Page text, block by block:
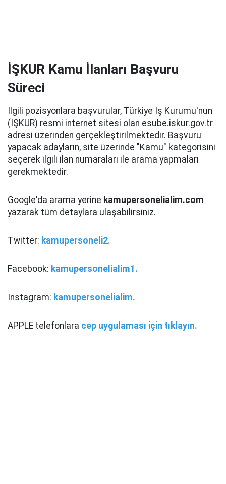
İŞKUR Kamu İlanları Başvuru
Süreci
İlgili pozisyonlara başvurular, Türkiye İş Kurumu'nun
(İŞKUR) resmi internet sitesi olan esube.iskur.gov.tr
adresi üzerinden gerçekleştirilmektedir. Başvuru
yapacak adayların, site üzerinde "Kamu" kategorisini
seçerek ilgili ilan numaraları ile arama yapmaları
gerekmektedir.
Google'da arama yerine kamupersonelialim.com
yazarak tüm detaylara ulaşabilirsiniz.
Twitter: kamupersoneli2.
Facebook: kamupersonelialim1.
Instagram: kamupersonelialim.
APPLE telefonlara cep uygulaması için tıklayın.